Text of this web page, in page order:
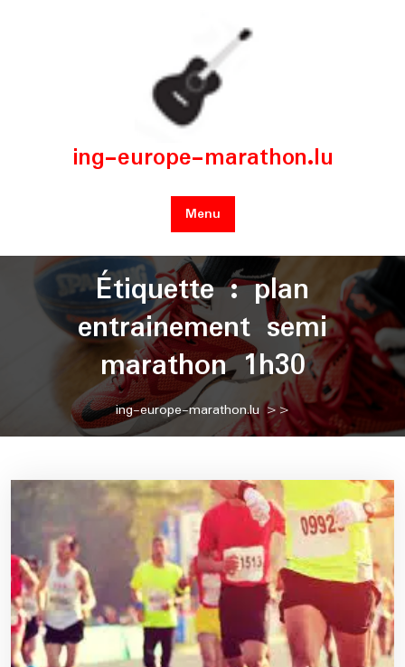
ing-europe-marathon.lu
Menu
Étiquette :plan
entrainement semi
marathon 1h30
ing-europe-marathon.lu>>